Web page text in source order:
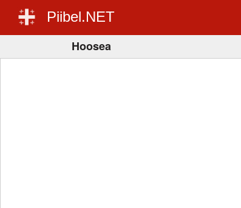
Piibel.NET
Hoosea